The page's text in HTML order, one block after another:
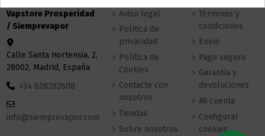
Vapstore Prosperidad
/ Siemprevapor
Calle Santa Hortensia, 2,
28002, Madrid, España
+34 628282608
info@siemprevapor.com
Aviso legal
Política de
privacidad
Política de
Cookies
Contacte con
nosotros
Tiendas
Sobre nosotros
Términos y
condiciones
Envío
Pago seguro
Garantía y
devoluciones
Mi cuenta
Configurar
cookies